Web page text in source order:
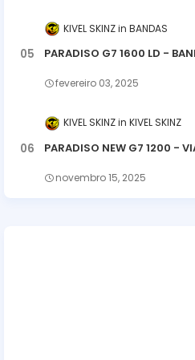
KIVEL SKINZ BANDAS
PARADISO G7 1600 LD -
fevereiro 03, 2025
KIVEL SKINZ KIVEL SKINZ
PARADISO NEW G7 1200 -
novembro 15, 2025